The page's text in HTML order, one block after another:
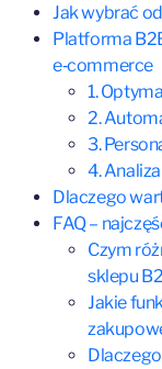
Jak wybrać
Platforma
e‑commerce
1.
2.
3.
4.
Dlaczego
FAQ –
Czym
sklepu
Jakie